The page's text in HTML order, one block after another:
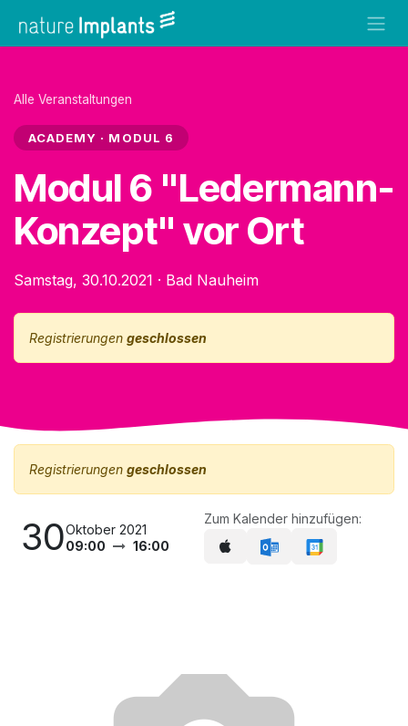
Alle Veranstaltungen
ACADEMY · MODUL 6
Modul 6 "Ledermann-
Konzept" vor Ort
Samstag, 30.10.2021 · Bad Nauheim
Registrierungen geschlossen
Registrierungen geschlossen
30Oktober 2021
09:00
16:00
Zum Kalender hinzufügen: